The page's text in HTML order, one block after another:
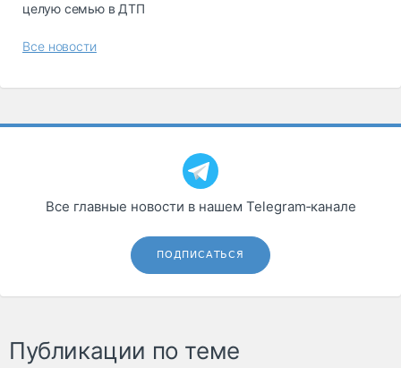
целую семью в ДТП
Все новости
Все главные новости в нашем Telegram‑канале
ПОДПИСАТЬСЯ
Публикации по теме